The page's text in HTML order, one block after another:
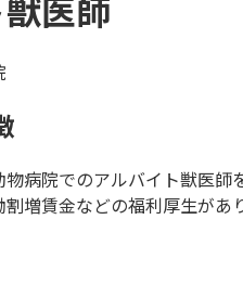
医師
病院でのアルバイト獣医
増賃金などの福利厚生があ